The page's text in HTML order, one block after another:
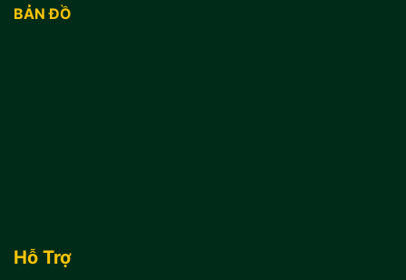
BẢN ĐỒ
Hỗ Trợ